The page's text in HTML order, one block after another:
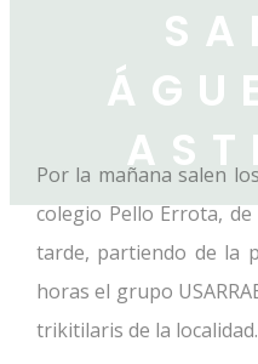
Por la mañana salen
colegio Pello Errota,
tarde, partiendo de la
horas el grupo
trikitilaris de la localidad.